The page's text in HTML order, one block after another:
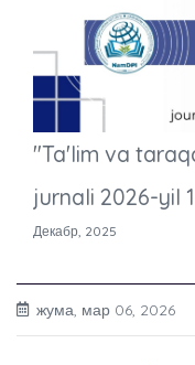
"Ta'lim va
jurnali 2026-yil
Декабр, 2025
жума, мар 06,